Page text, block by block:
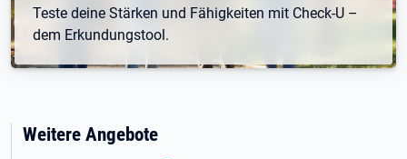
Teste deine Stärken und Fähigkeiten mit Check-U –
dem Erkundungstool.
Weitere Angebote